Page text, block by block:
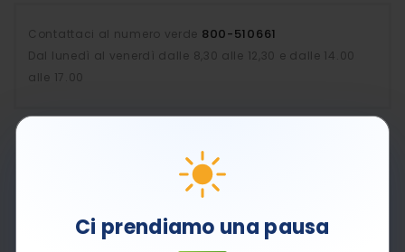
Ci prendiamo una pausa
Contattaci al numero verde 800-510661
Dal lunedì al venerdì dalle 8,30 alle 12,30 e dalle 14.00
alle 17.00
Chiedi A Colpharma